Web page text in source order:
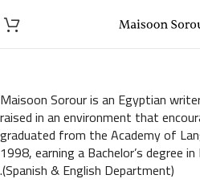
Maisoon Sorour is an Egyptian
raised in an environment that
graduated from the Academy of
1998, earning a Bachelor’s degree
(Spanish & English Department).